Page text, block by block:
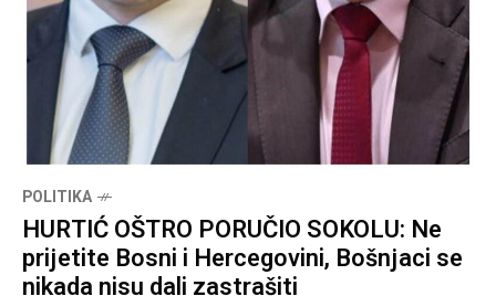
POLITIKA
HURTIĆ OŠTRO PORUČIO SOKOLU: Ne
prijetite Bosni i Hercegovini, Bošnjaci se
nikada nisu dali zastrašiti